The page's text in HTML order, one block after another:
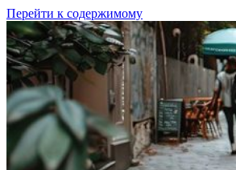
Перейти к содержимому